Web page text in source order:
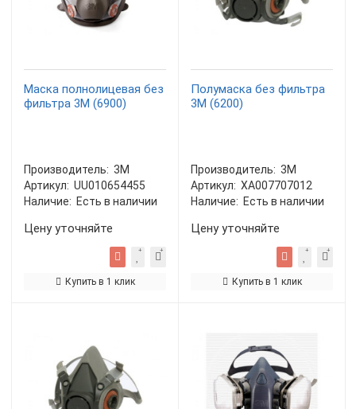
Маска полнолицевая без
фильтра 3М (6900)
Производитель: 3М
Артикул: UU010654455
Наличие: Есть в наличии
Цену уточняйте
Купить в 1 клик
Полумаска без фильтра
3М (6200)
Производитель: 3М
Артикул: XA007707012
Наличие: Есть в наличии
Цену уточняйте
Купить в 1 клик